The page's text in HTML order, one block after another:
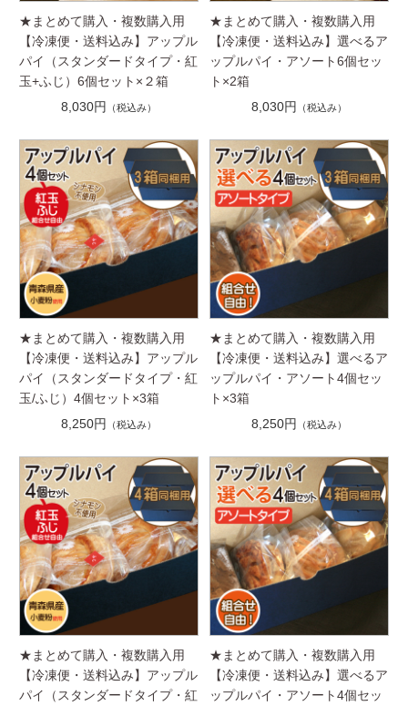
★まとめて購入・複数購入用
【冷凍便・送料込み】アップル
パイ（スタンダードタイプ・紅
玉+ふじ）6個セット×２箱
8,030円
（税込み）
★まとめて購入・複数購入用
【冷凍便・送料込み】選べるア
ップルパイ・アソート6個セッ
ト×2箱
8,030円
（税込み）
★まとめて購入・複数購入用
【冷凍便・送料込み】アップル
パイ（スタンダードタイプ・紅
玉/ふじ）4個セット×3箱
8,250円
（税込み）
★まとめて購入・複数購入用
【冷凍便・送料込み】選べるア
ップルパイ・アソート4個セッ
ト×3箱
8,250円
（税込み）
★まとめて購入・複数購入用
【冷凍便・送料込み】アップル
パイ（スタンダードタイプ・紅
★まとめて購入・複数購入用
【冷凍便・送料込み】選べるア
ップルパイ・アソート4個セッ